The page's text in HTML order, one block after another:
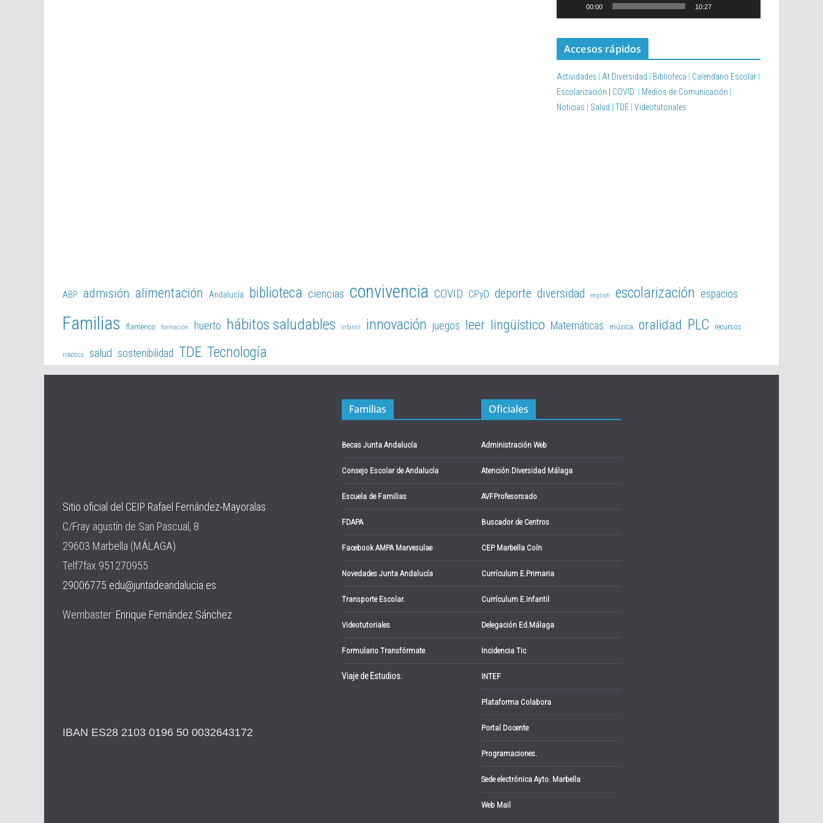
c
r
d
e
v
00:00 10:27
Accesos rápidos
Actividades At.Diversidad Biblioteca Calendario Escolar
Escolarización
COVID Medios de Comunicación
Noticias
Salud TDE Videotutoriales
ABP admisión alimentación Andalucía biblioteca ciencias convivencia COVID CPyD deporte diversidad english escolarización espacios
Familias flamenco formación huerto hábitos saludables Infantil innovación juegos leer lingüístico Matemáticas música oralidad PLC recursos
robótica salud sostenibilidad TDE Tecnología
Sitio oficial del CEIP Rafael Fernández-Mayoralas
C/Fray agustín de San Pascual, 8
29603 Marbella (MÁLAGA)
Telf7fax 951270955
29006775.edu@juntadeandalucia.es
Wembaster: Enrique Fernández Sánchez
IBAN ES28 2103 0196 50 0032643172
Familias
Becas Junta Andalucía
Consejo Escolar de Andalucía
Escuela de Familias
FDAPA
Facebook AMPA Marvesulae
Novedades Junta Andalucía
Transporte Escolar.
Videotutoriales
Formulario Transfórmate
Viaje de Estudios.
Oficiales
Administración Web
Atención Diversidad Málaga
AVFProfesorsado
Buscador de Centros
CEP Marbella Coín
Currículum E.Primaria
Currículum E.Infantil
Delegación Ed.Málaga
Incidencia Tic
INTEF
Plataforma Colabora
Portal Docente
Programaciones.
Sede electrónica Ayto. Marbella
Web Mail